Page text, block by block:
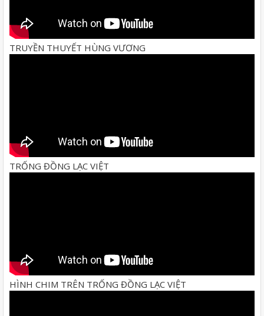
TRUYỀN THUYẾT HÙNG VƯƠNG
TRỐNG ĐỒNG LẠC VIỆT
HÌNH CHIM TRÊN TRỐNG ĐỒNG LẠC VIỆT